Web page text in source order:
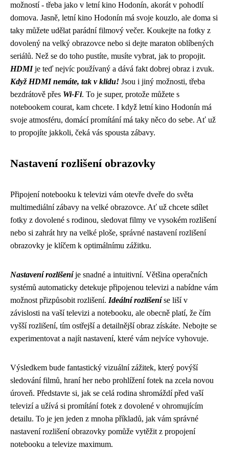
možností - třeba jako v letní kino Hodonín, akorát v pohodlí
domova. Jasně, letní kino Hodonín má svoje kouzlo, ale doma si
taky můžete udělat parádní filmový večer. Koukejte na fotky z
dovolený na velký obrazovce nebo si dejte maraton oblíbených
seriálů. Než se do toho pustíte, musíte vybrat, jak to propojit.
HDMIje teď nejvíc používaný a dává fakt dobrej obraz i zvuk.
Když HDMI nemáte, tak v klidu! Jsou i jiný možnosti, třeba
bezdrátově přes Wi-Fi. To je super, protože můžete s
notebookem courat, kam chcete. I když letní kino Hodonín má
svoje atmosféru, domácí promítání má taky něco do sebe. Ať už
to propojíte jakkoli, čeká vás spousta zábavy.
Nastavení rozlišení obrazovky
Připojení notebooku k televizi vám otevře dveře do světa
multimediální zábavy na velké obrazovce. Ať už chcete sdílet
fotky z dovolené s rodinou, sledovat filmy ve vysokém rozlišení
nebo si zahrát hry na velké ploše, správné nastavení rozlišení
obrazovky je klíčem k optimálnímu zážitku.
Nastavení rozlišeníje snadné a intuitivní. Většina operačních
systémů automaticky detekuje připojenou televizi a nabídne vám
možnost přizpůsobit rozlišení. Ideální rozlišeníse liší v
závislosti na vaší televizi a notebooku, ale obecně platí, že čím
vyšší rozlišení, tím ostřejší a detailnější obraz získáte. Nebojte se
experimentovat a najít nastavení, které vám nejvíce vyhovuje.
Výsledkem bude fantastický vizuální zážitek, který povýší
sledování filmů, hraní her nebo prohlížení fotek na zcela novou
úroveň. Představte si, jak se celá rodina shromáždí před vaší
televizí a užívá si promítání fotek z dovolené v ohromujícím
detailu. To je jen jeden z mnoha příkladů, jak vám správné
nastavení rozlišení obrazovky pomůže vytěžit z propojení
notebooku a televize maximum.